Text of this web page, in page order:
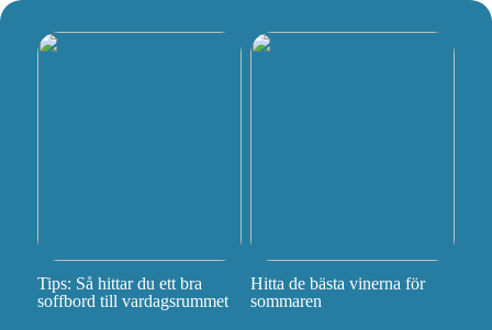
Tips: Så hittar du ett bra
soffbord till vardagsrummet
Hitta de bästa vinerna för
sommaren